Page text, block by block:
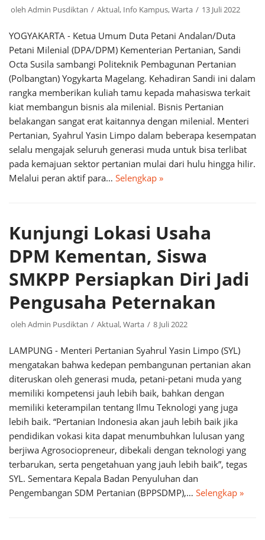
oleh Admin Pusdiktan Aktual, Info Kampus,Warta 13 Juli 2022
YOGYAKARTA - Ketua Umum Duta Petani Andalan/Duta
Petani Milenial (DPA/DPM) Kementerian Pertanian, Sandi
Octa Susila sambangi Politeknik Pembagunan Pertanian
(Polbangtan) Yogykarta Magelang. Kehadiran Sandi ini dalam
rangka memberikan kuliah tamu kepada mahasiswa terkait
kiat membangun bisnis ala milenial. Bisnis Pertanian
belakangan sangat erat kaitannya dengan milenial. Menteri
Pertanian, Syahrul Yasin Limpo dalam beberapa kesempatan
selalu mengajak seluruh generasi muda untuk bisa terlibat
pada kemajuan sektor pertanian mulai dari hulu hingga hilir.
Melalui peran aktif para… Selengkap »
Kunjungi Lokasi Usaha
DPM Kementan, Siswa
SMKPP Persiapkan Diri Jadi
Pengusaha Peternakan
oleh Admin Pusdiktan Aktual,Warta 8 Juli 2022
LAMPUNG - Menteri Pertanian Syahrul Yasin Limpo (SYL)
mengatakan bahwa kedepan pembangunan pertanian akan
diteruskan oleh generasi muda, petani-petani muda yang
memiliki kompetensi jauh lebih baik, bahkan dengan
memiliki keterampilan tentang Ilmu Teknologi yang juga
lebih baik. “Pertanian Indonesia akan jauh lebih baik jika
pendidikan vokasi kita dapat menumbuhkan lulusan yang
berjiwa Agrosociopreneur, dibekali dengan teknologi yang
terbarukan, serta pengetahuan yang jauh lebih baik”, tegas
SYL. Sementara Kepala Badan Penyuluhan dan
Pengembangan SDM Pertanian (BPPSDMP),… Selengkap »